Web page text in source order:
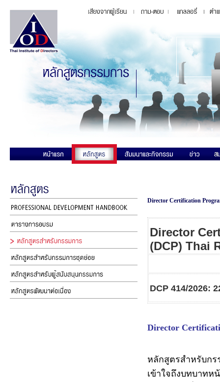
Director Certification
Director
(DCP) Thai
DCP 414/2026:
Director
หลักสูตรสำหรับก
เข้าใจถึงบทบาท